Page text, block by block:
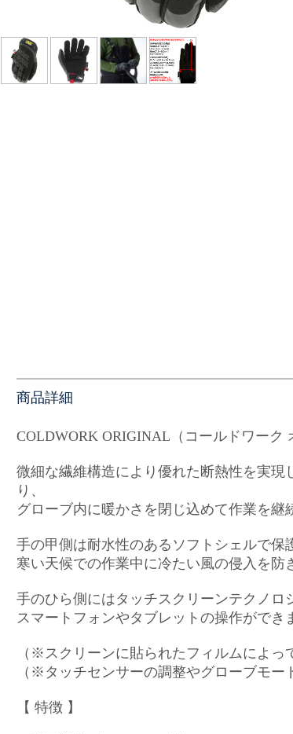
商品詳細
COLDWORK ORIGINAL（コールドワーク
微細な繊維構造により優れた断熱性を実
り、
グローブ内に暖かさを閉じ込めて作業を継
手の甲側は耐水性のあるソフトシェルで保
寒い天候での作業中に冷たい風の侵入を防
手のひら側にはタッチスクリーンテクノロ
スマートフォンやタブレットの操作ができ
（※スクリーンに貼られたフィルムによっ
（※タッチセンサーの調整やグローブモー
【 特徴 】